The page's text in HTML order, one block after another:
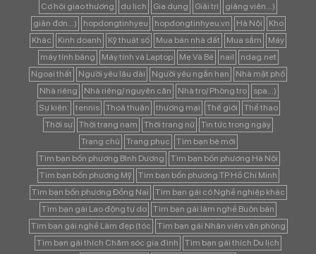
Cơ hội giao thương
du lịch Gia dụng Giải trí
giảng viên...)
giản đơn...)
hopdongtinhyeu hopdongtinhyeu.vn Hà Nội
Kho
Khác
Kinh doanh Kỹ thuật số Mua bán nhà đất Mua sắm
Máy
máy tính bảng
Máy tính và Laptop Mẹ Và Bé nail
ndag.net
Ngoại thất
Người yêu lâu dài Người yêu ngắn hạn
Nhà mặt phố
Nhà riêng
Nhà riêng/ nguyên căn Nhà trọ/ Phòng trọ
spa...)
Sự kiện:
tennis Thoả thuận thương mại Thế giới
Thể thao
Thời sự
Thời trang nam Thời trang nữ
Tin tức trong ngày
Trang chủ
Trang phục
Tìm bạn bè mới
Tìm bạn bốn phương Bình Dương
Tìm bạn bốn phương Hà Nội
Tìm bạn bốn phương Mỹ
Tìm bạn bốn phương TP Hồ Chí Minh
Tìm bạn bốn phương Đồng Nai
Tìm bạn gái có Nghề nghiệp khác
Tìm bạn gái Lao động tự do
Tìm bạn gái làm nghề Buôn bán
Tìm bạn gái nghề Làm đẹp (tóc
Tìm bạn gái Nhân viên văn phòng
Tìm bạn gái thích Chăm sóc gia đình
Tìm bạn gái thích Du lịch